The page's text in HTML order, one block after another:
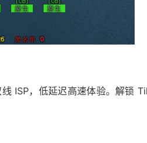
ISP，低延迟高速体验。解锁